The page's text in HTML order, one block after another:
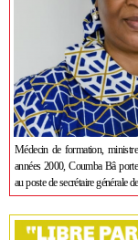
Médecin de formation,
années 2000, Coumba Bâ
au poste de secrétaire générale